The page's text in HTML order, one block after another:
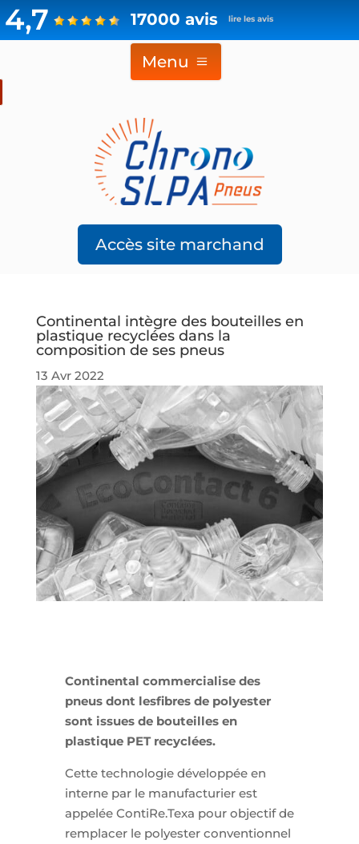
4,7 17000 avis lire les avis
Accès site marchand
Menu
Continental intègre des bouteilles en
plastique recyclées dans la
composition de ses pneus
13 Avr 2022
Continental commercialise des
pneus dont lesfibres de polyester
sont issues de bouteilles en
plastique PET recyclées.
Cette technologie développée en
interne par le manufacturier est
appelée ContiRe.Texa pour objectif de
remplacer le polyester conventionnel